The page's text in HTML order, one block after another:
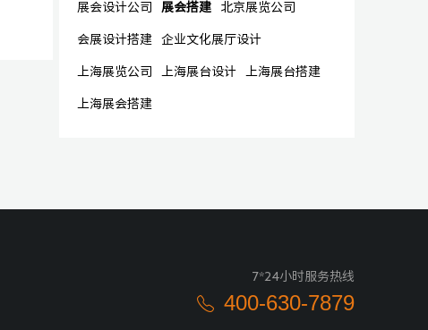
展会设计公司 展会搭建 北京展览公司
会展设计搭建 企业文化展厅设计
上海展览公司 上海展台设计 上海展台搭建
上海展会搭建
7*24小时服务热线
400-630-7879